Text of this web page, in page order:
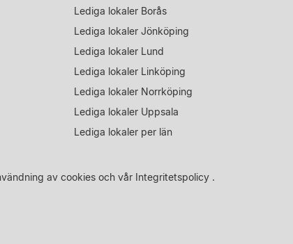
Lediga lokaler Borås
Lediga lokaler Jönköping
Lediga lokaler Lund
Lediga lokaler Linköping
Lediga lokaler Norrköping
Lediga lokaler Uppsala
Lediga lokaler per län
av cookiesoch vår Integritetspolicy.